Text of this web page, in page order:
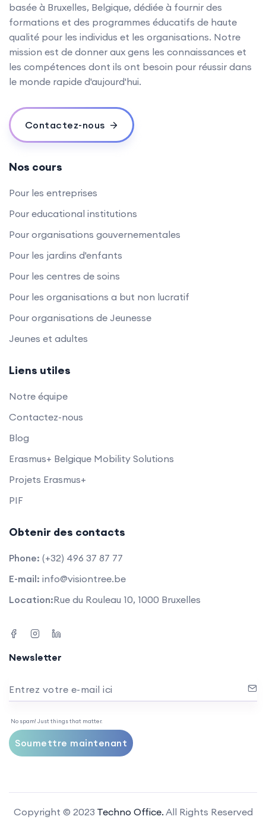
basée à Bruxelles, Belgique, dédiée à fournir des
formations et des programmes éducatifs de haute
qualité pour les individus et les organisations. Notre
mission est de donner aux gens les connaissances et
les compétences dont ils ont besoin pour réussir dans
le monde rapide d'aujourd'hui.
Contactez-nous
Nos cours
Pour les entreprises
Pour educational institutions
Pour organisations gouvernementales
Pour les jardins d'enfants
Pour les centres de soins
Pour les organisations a but non lucratif
Pour organisations de Jeunesse
Jeunes et adultes
Liens utiles
Notre équipe
Contactez-nous
Blog
Erasmus+ Belgique Mobility Solutions
Projets Erasmus+
PIF
Obtenir des contacts
Phone: (+32) 496 37 87 77
E-mail: info@visiontree.be
Location:Rue du Rouleau 10, 1000 Bruxelles
Newsletter
Entrez votre e-mail ici
No spam! Just things that matter.
Soumettre maintenant
Copyright © 2023 Techno Office. All Rights Reserved